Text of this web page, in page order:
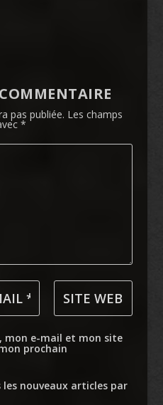
pas publiée. Les champs
*
mon e-mail et mon site
prochain
nouveaux articles par